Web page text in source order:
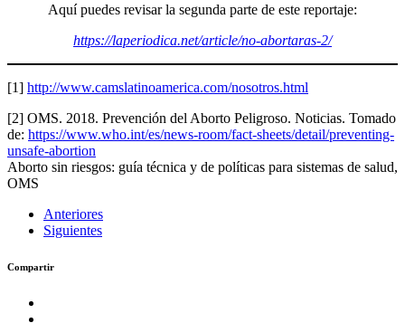
Aquí puedes revisar la segunda parte de este reportaje:
https://laperiodica.net/article/no-abortaras-2/
[1] http://www.camslatinoamerica.com/nosotros.html
[2] OMS. 2018. Prevención del Aborto Peligroso. Noticias. Tomado
de: https://www.who.int/es/news-room/fact-sheets/detail/preventing-
unsafe-abortion
Aborto sin riesgos: guía técnica y de políticas para sistemas de salud,
OMS
Anteriores
Siguientes
Compartir